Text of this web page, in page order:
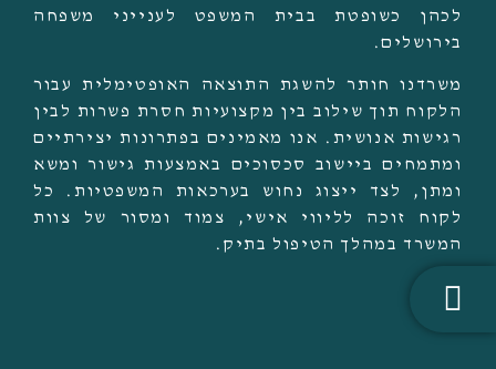
לכהן כשופטת בבית המשפט לענייני משפחה
בירושלים.
משרדנו חותר להשגת התוצאה האופטימלית עבור
הלקוח תוך שילוב בין מקצועיות חסרת פשרות לבין
רגישות אנושית. אנו מאמינים בפתרונות יצירתיים
ומתמחים ביישוב סכסוכים באמצעות גישור ומשא
ומתן, לצד ייצוג נחוש בערכאות המשפטיות. כל
לקוח זוכה לליווי אישי, צמוד ומסור של צוות
המשרד במהלך הטיפול בתיק.